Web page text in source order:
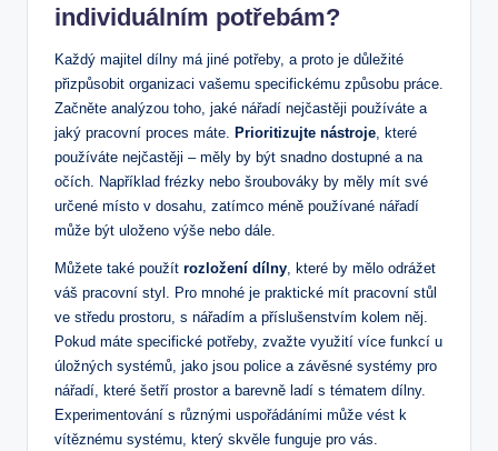
individuálním potřebám?
Každý majitel dílny má jiné potřeby, a proto je důležité
přizpůsobit organizaci vašemu specifickému způsobu práce.
Začněte analýzou toho, jaké nářadí nejčastěji používáte a
jaký pracovní proces máte. Prioritizujte nástroje, které
používáte nejčastěji – měly by být snadno dostupné a na
očích. Například frézky nebo šroubováky by měly mít své
určené místo v dosahu, zatímco méně používané nářadí
může být uloženo výše nebo dále.
Můžete také použít rozložení dílny, které by mělo odrážet
váš pracovní styl. Pro mnohé je praktické mít pracovní stůl
ve středu prostoru, s nářadím a příslušenstvím kolem něj.
Pokud máte specifické potřeby, zvažte využití více funkcí u
úložných systémů, jako jsou police a závěsné systémy pro
nářadí, které šetří prostor a barevně ladí s tématem dílny.
Experimentování s různými uspořádáními může vést k
vítěznému systému, který skvěle funguje pro vás.